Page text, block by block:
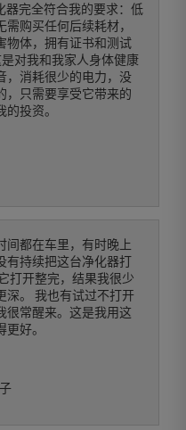
器完全符合我的要求：低
购买任何后续耗材，
物体，拥有证书和测试
对我和我家人身体健康
，消耗很少的电力，没
，只需要享受它带来的
投资。
间都在车里，有时晚上
有持续把这台净化器打
打开整完，结果我很少
深。 我也有试过不打开
很常醒来。这是我用这
好。